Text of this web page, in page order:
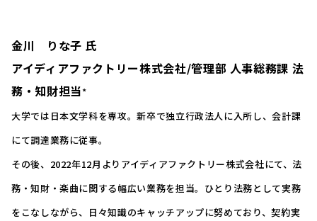
金川 りな子 氏
アイディアファクトリー株式会社/管理部 人事総務課 法
務・知財担当*
大学では日本文学科を専攻。新卒で独立行政法人に入所し、会計課
にて調達業務に従事。
その後、2022年12月よりアイディアファクトリー株式会社にて、法
務・知財・楽曲に関する幅広い業務を担当。ひとり法務として実務
をこなしながら、日々知識のキャッチアップに努めており、契約実